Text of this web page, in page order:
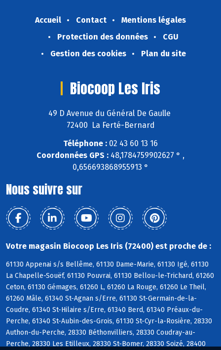
Accueil Contact
Mentions légales
Protection des données
CGU
Gestion des cookies
Plan du site
Biocoop Les Iris
49 D Avenue du Général De Gaulle
72400 La Ferté-Bernard
Téléphone : 02 43 60 13 16
Coordonnées GPS : 48,1784759902627 ° ,
0,656693868955913 °
Nous suivre sur
Votre magasin Biocoop Les Iris (72400) est proche de :
61130 Appenai s/s Bellême, 61130 Dame-Marie, 61130 Igé, 61130
La Chapelle-Souëf, 61130 Pouvrai, 61130 Bellou-le-Trichard, 61260
Ceton, 61130 Gémages, 61260 L, 61260 La Rouge, 61260 Le Theil,
61260 Mâle, 61340 St-Agnan s/Erre, 61130 St-Germain-de-la-
Coudre, 61340 St-Hilaire s/Erre, 61340 Berd, 61340 Préaux-du-
Perche, 61340 St-Aubin-des-Grois, 61130 St-Cyr-la-Rosière, 28330
Authon-du-Perche, 28330 Béthonvilliers, 28330 Coudray-au-
Perche, 28330 Les Etilleux, 28330 St-Bomer, 28330 Soizé, 28400